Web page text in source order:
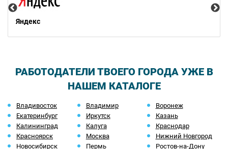
Яндекс
РАБОТОДАТЕЛИ ТВОЕГО ГОРОДА УЖЕ В
НАШЕМ КАТАЛОГЕ
Владивосток Владимир
Воронеж
Екатеринбург
Иркутск
Казань
Калининград
Калуга
Краснодар
Красноярск
Москва
Нижний Новгород
Новосибирск
Пермь Ростов-на-Дону